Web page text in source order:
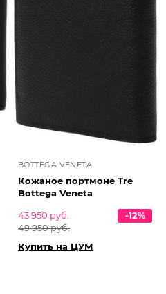
BOTTEGA VENETA
Кожаное портмоне Tre
Bottega Veneta
43 950 руб.
49 950 руб.
-12%
Купить на ЦУМ